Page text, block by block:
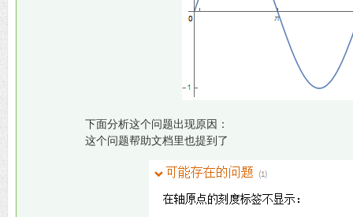
下面分析这个问题出现原因：
这个问题帮助文档里也提到了